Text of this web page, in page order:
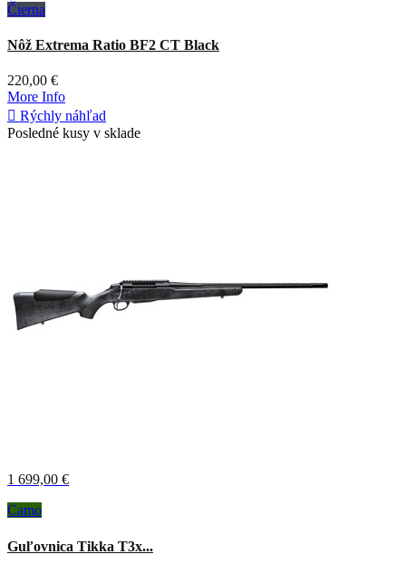
Čierna
Nôž Extrema Ratio BF2 CT Black
220,00 €
More Info
 Rýchly náhľad
Posledné kusy v sklade
1 699,00 €
Camo
Guľovnica Tikka T3x...